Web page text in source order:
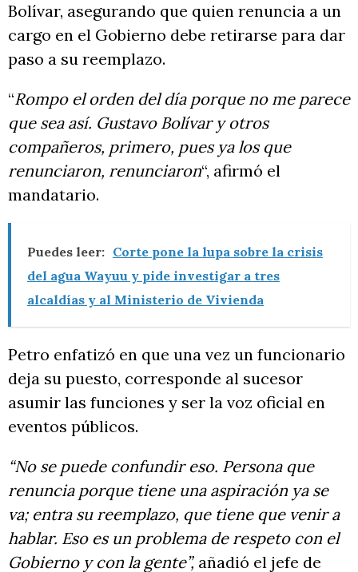
Bolívar, asegurando que quien renuncia a un
cargo en el Gobierno debe retirarse para dar
paso a su reemplazo.
“Rompo el orden del día porque no me parece
que sea así. Gustavo Bolívar y otros
compañeros, primero, pues ya los que
renunciaron, renunciaron“, afirmó el
mandatario.
Puedes leer: Corte pone la lupa sobre la crisis
del agua Wayuu y pide investigar a tres
alcaldías y al Ministerio de Vivienda
Petro enfatizó en que una vez un funcionario
deja su puesto, corresponde al sucesor
asumir las funciones y ser la voz oficial en
eventos públicos.
“No se puede confundir eso. Persona que
renuncia porque tiene una aspiración ya se
va; entra su reemplazo, que tiene que venir a
hablar. Eso es un problema de respeto con el
Gobierno y con la gente”, añadió el jefe de